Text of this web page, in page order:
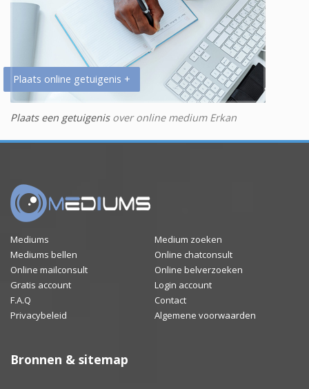
Plaats online getuigenis +
Plaats een getuigenisover online medium Erkan
Mediums
Medium zoeken
Mediums bellen
Online chatconsult
Online mailconsult
Online belverzoeken
Gratis account
Login account
F.A.Q
Contact
Privacybeleid
Algemene voorwaarden
Bronnen & sitemap